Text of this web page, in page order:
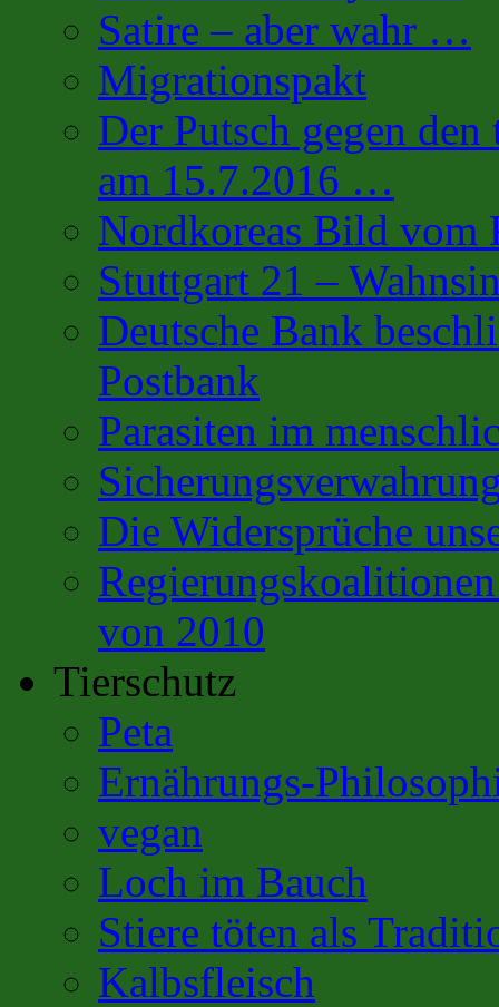
Satire – aber wahr …
Migrationspakt
Der Putsch gegen
am 15.7.2016 …
Nordkoreas Bild vom
Stuttgart 21 –
Deutsche Bank
Postbank
Parasiten im
Die Widersprüche
von 2010
Tierschutz
Peta
Ernährungs-
vegan
Loch im Bauch
Stiere töten als
Kalbsfleisch